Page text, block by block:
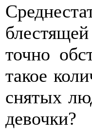
точно
такое
снятых
девочки?